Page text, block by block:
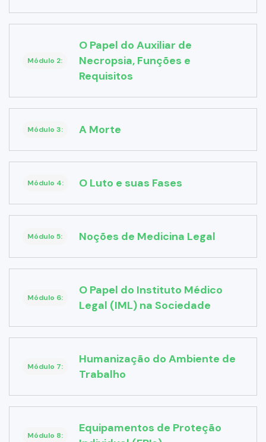
Módulo 2:
O Papel do Auxiliar de
Necropsia, Funções e
Requisitos
Módulo 3: A Morte
Módulo 4: O Luto e suas Fases
Módulo 5: Noções de Medicina Legal
Módulo 6:
O Papel do Instituto Médico
Legal (IML) na Sociedade
Módulo 7:
Humanização do Ambiente de
Trabalho
Módulo 8:
Equipamentos de Proteção